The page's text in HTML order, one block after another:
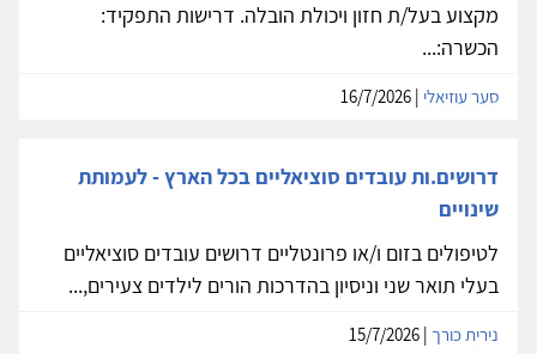
מקצוע בעל/ת חזון ויכולת הובלה. דרישות התפקיד:
הכשרה:...
סער עוזיאלי
דרושים.ות עובדים סוציאליים בכל הארץ - לעמותת
שינויים
לטיפולים בזום ו/או פרונטליים דרושים עובדים סוציאליים
בעלי תואר שני וניסיון בהדרכות הורים לילדים צעירים,...
נירית כורך